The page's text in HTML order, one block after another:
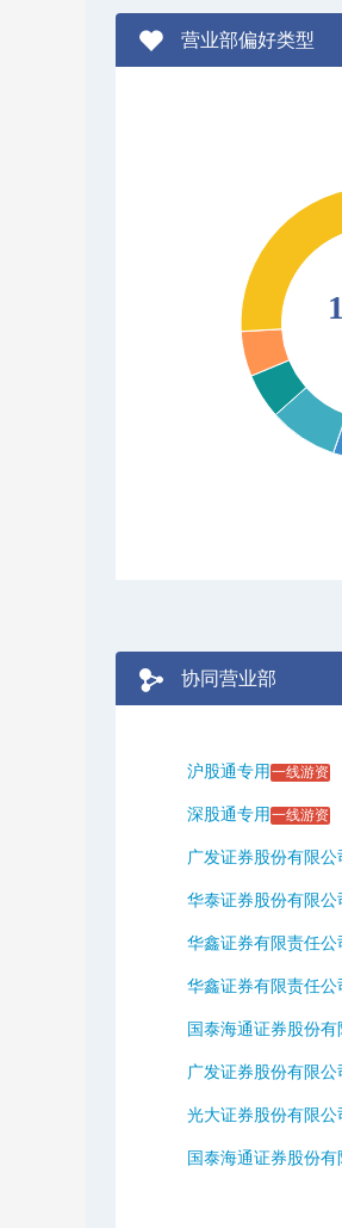
营业部偏好类型
协同营业部
沪股通专用 一线游资
深股通专用 一线游资
广发证券股份有限
华泰证券股份有限公
华鑫证券有限责任
华鑫证券有限责任
国泰海通证券股份
广发证券股份有限
光大证券股份有限
国泰海通证券股份